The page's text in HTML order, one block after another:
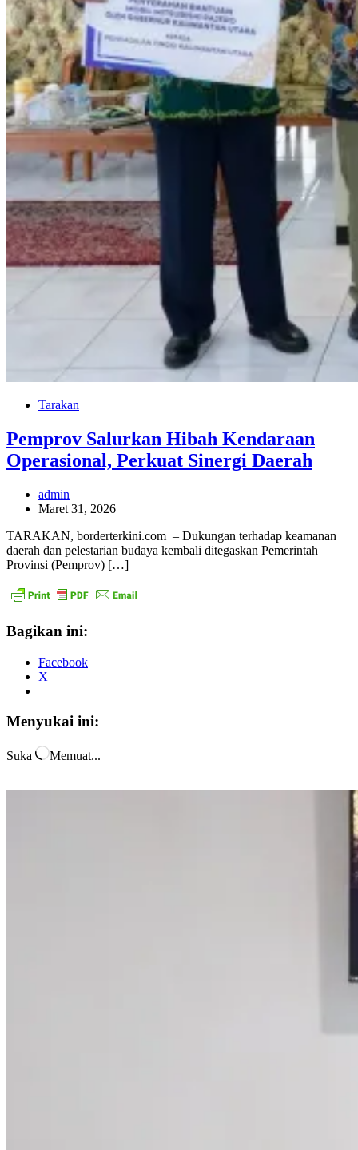
Tarakan
Pemprov Salurkan Hibah Kendaraan
Operasional, Perkuat Sinergi Daerah
admin
Maret 31, 2026
TARAKAN, borderterkini.com – Dukungan terhadap keamanan
daerah dan pelestarian budaya kembali ditegaskan Pemerintah
Provinsi (Pemprov) […]
Bagikan ini:
Facebook
X
Menyukai ini:
Suka Memuat...